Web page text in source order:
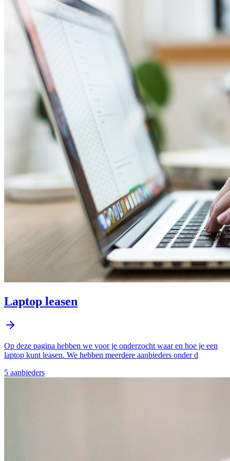
Laptop leasen
Op deze pagina hebben we voor je onderzocht waar en hoe je een
laptop kunt leasen. We hebben meerdere aanbieders onder d
5 aanbieders